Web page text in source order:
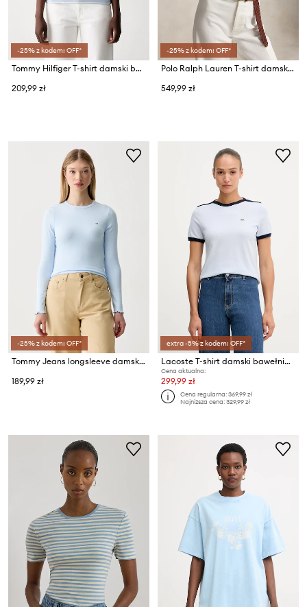
-25% z kodem: OFF*
Tommy Hilfiger T-shirt damski bawełniany
209,99 zł
-25% z kodem: OFF*
Polo Ralph Lauren T-shirt damski bawełniany
549,99 zł
-25% z kodem: OFF*
Tommy Jeans longsleeve damski bawełniany z elastanem
189,99 zł
extra -5% z kodem: OFF*
Lacoste T-shirt damski bawełniany
Cena aktualna:
299,99 zł
Cena regularna:369,99 zł
Najniższa cena:329,99 zł